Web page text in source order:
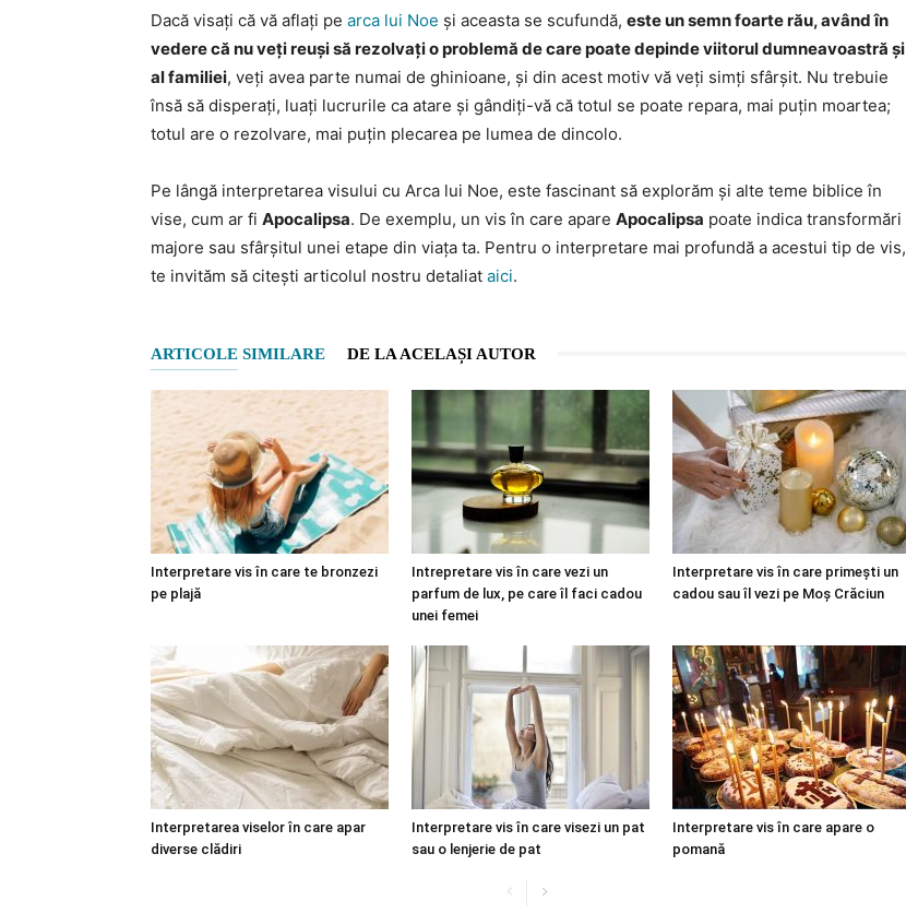
Dacă visați că vă aflați pe arca lui Noe și aceasta se scufundă, este un semn foarte rău, având în
vedere că nu veți reuși să rezolvați o problemă de care poate depinde viitorul dumneavoastră și
al familiei, veți avea parte numai de ghinioane, și din acest motiv vă veți simți sfârșit. Nu trebuie
însă să disperați, luați lucrurile ca atare și gândiți-vă că totul se poate repara, mai puțin moartea;
totul are o rezolvare, mai puțin plecarea pe lumea de dincolo.
Pe lângă interpretarea visului cu Arca lui Noe, este fascinant să explorăm și alte teme biblice în
vise, cum ar fi Apocalipsa. De exemplu, un vis în care apare Apocalipsa poate indica transformări
majore sau sfârșitul unei etape din viața ta. Pentru o interpretare mai profundă a acestui tip de vis,
te invităm să citești articolul nostru detaliat aici.
ARTICOLE SIMILARE DE LA ACELAȘI AUTOR
Interpretare vis în care te bronzezi
pe plajă
Intrepretare vis în care vezi un
parfum de lux, pe care îl faci cadou
unei femei
Interpretare vis în care primești un
cadou sau îl vezi pe Moș Crăciun
Interpretarea viselor în care apar
diverse clădiri
Interpretare vis în care visezi un pat
sau o lenjerie de pat
Interpretare vis în care apare o
pomană